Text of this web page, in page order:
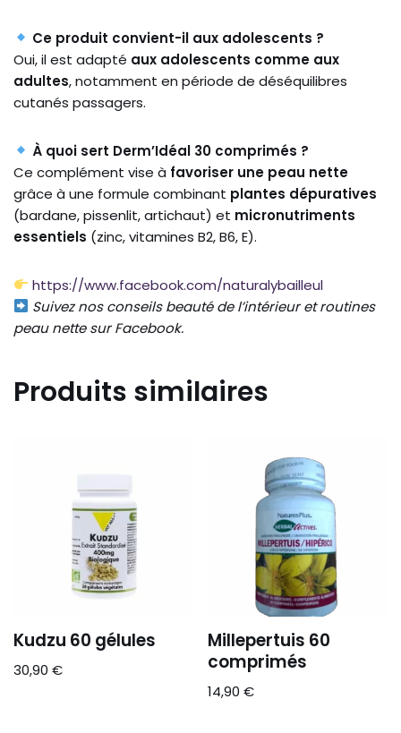
Ce produit convient-il aux adolescents ?
Oui, il est adapté aux adolescents comme aux
adultes, notamment en période de déséquilibres
cutanés passagers.
À quoi sert Derm’Idéal 30 comprimés ?
Ce complément vise à favoriser une peau nette
grâce à une formule combinant plantes dépuratives
(bardane, pissenlit, artichaut) et micronutriments
essentiels (zinc, vitamines B2, B6, E).
https://www.facebook.com/naturalybailleul
Suivez nos conseils beauté de l’intérieur et routines
peau nette sur Facebook.
Produits similaires
Kudzu 60 gélules
30,90 €
Millepertuis 60
comprimés
14,90€